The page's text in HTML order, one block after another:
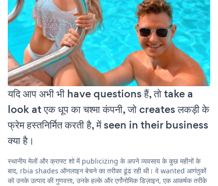
यदि आप अभी भी have questions हैं, तो take a
look at एक धूप का चश्मा कंपनी, जो creates लकड़ी के
फ्रेम हस्तनिर्मित करती है, में seen in their business
क्या है।
स्थानीय मेलों और क्राफ्ट शो में publicizing के अपने व्यवसाय के कुछ महीनों के
बाद, rbia shades ऑनलाइन बेचने का तरीका ढूंढ रही थी। वे wanted आगंतुकों
को उनके उत्पाद की गुणवत्ता, उनके हल्के और एर्गोनोमिक डिज़ाइन, एक आकर्षक तरीके